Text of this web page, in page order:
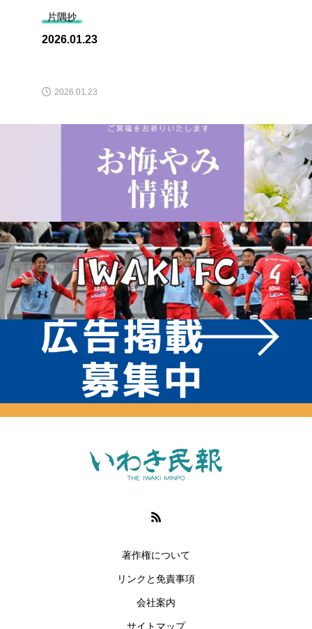
片隅抄
2026.01.23
2026.01.23
著作権について
リンクと免責事項
会社案内
サイトマップ